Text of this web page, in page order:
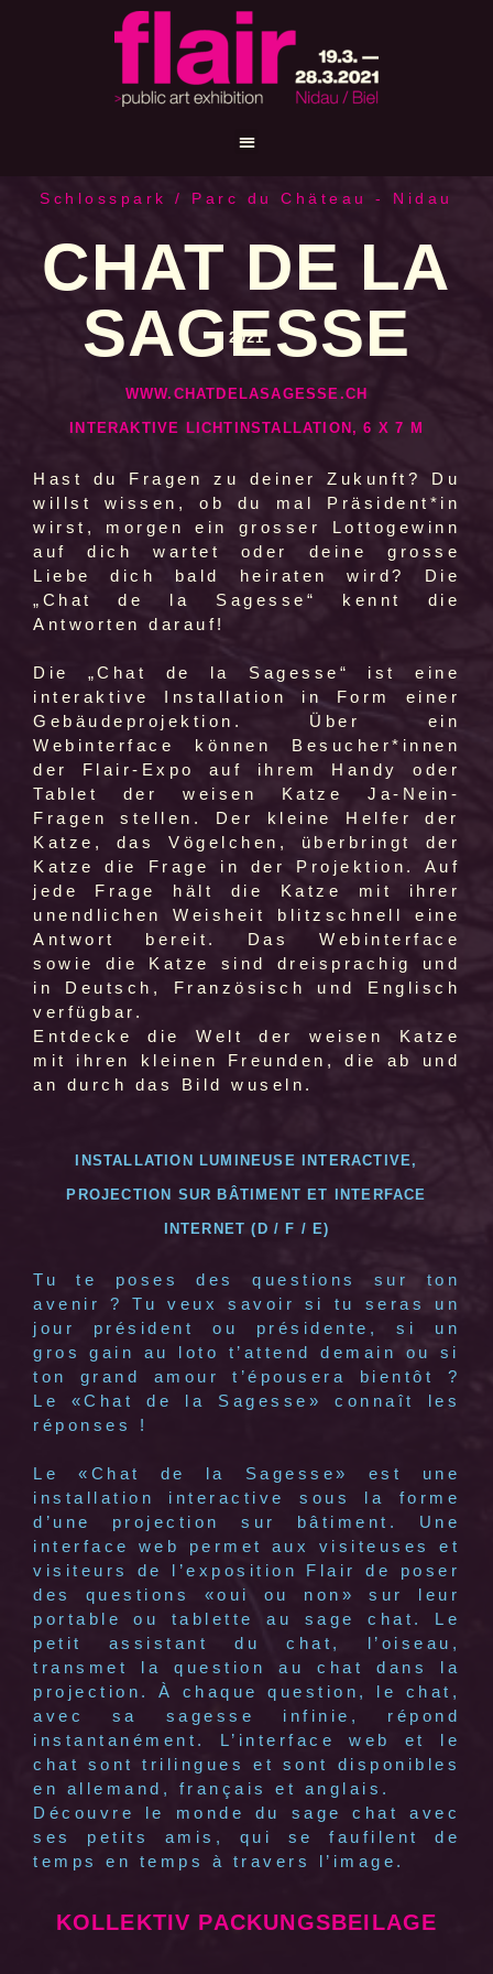
Schlosspark / Parc du Chäteau - Nidau
CHAT DE LA
SAGESSE
2021
WWW.CHATDELASAGESSE.CH
INTERAKTIVE LICHTINSTALLATION, 6 X 7 M
Hast du Fragen zu deiner Zukunft? Du
willst wissen, ob du mal Präsident*in
wirst, morgen ein grosser Lottogewinn
auf dich wartet oder deine grosse
Liebe dich bald heiraten wird? Die
„Chat de la Sagesse“ kennt die
Antworten darauf!
Die „Chat de la Sagesse“ ist eine
interaktive Installation in Form einer
Gebäudeprojektion. Über ein
Webinterface können Besucher*innen
der Flair-Expo auf ihrem Handy oder
Tablet der weisen Katze Ja-Nein-
Fragen stellen. Der kleine Helfer der
Katze, das Vögelchen, überbringt der
Katze die Frage in der Projektion. Auf
jede Frage hält die Katze mit ihrer
unendlichen Weisheit blitzschnell eine
Antwort bereit. Das Webinterface
sowie die Katze sind dreisprachig und
in Deutsch, Französisch und Englisch
verfügbar.
Entdecke die Welt der weisen Katze
mit ihren kleinen Freunden, die ab und
an durch das Bild wuseln.
INSTALLATION LUMINEUSE INTERACTIVE,
PROJECTION SUR BÂTIMENT ET INTERFACE
INTERNET (D / F / E)
Tu te poses des questions sur ton
avenir ? Tu veux savoir si tu seras un
jour président ou présidente, si un
gros gain au loto t’attend demain ou si
ton grand amour t’épousera bientôt ?
Le «Chat de la Sagesse» connaît les
réponses !
Le «Chat de la Sagesse» est une
installation interactive sous la forme
d’une projection sur bâtiment. Une
interface web permet aux visiteuses et
visiteurs de l’exposition Flair de poser
des questions «oui ou non» sur leur
portable ou tablette au sage chat. Le
petit assistant du chat, l’oiseau,
transmet la question au chat dans la
projection. À chaque question, le chat,
avec sa sagesse infinie, répond
instantanément. L’interface web et le
chat sont trilingues et sont disponibles
en allemand, français et anglais.
Découvre le monde du sage chat avec
ses petits amis, qui se faufilent de
temps en temps à travers l’image.
KOLLEKTIV PACKUNGSBEILAGE